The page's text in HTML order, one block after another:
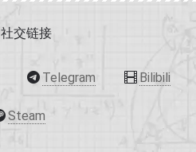
社交链接
Telegram Bilibili
Steam